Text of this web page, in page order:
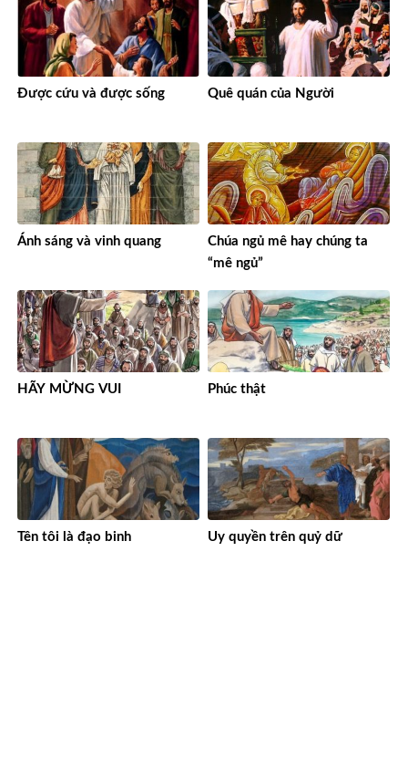
Được cứu và được sống Quê quán của Người
Ánh sáng và vinh quang
Chúa ngủ mê hay chúng ta
“mê ngủ”
HÃY MỪNG VUI Phúc thật
Tên tôi là đạo binh Uy quyền trên quỷ dữ